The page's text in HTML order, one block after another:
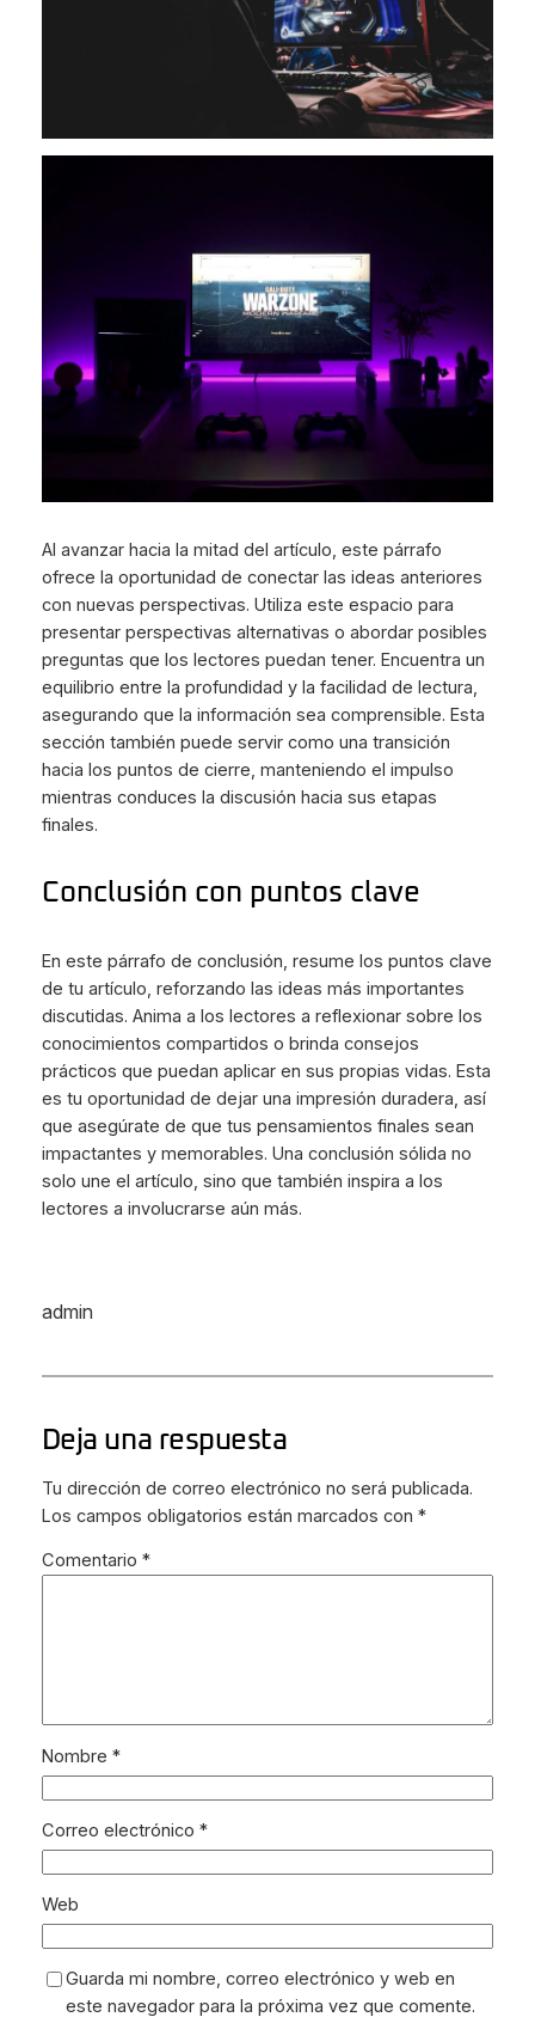
Al avanzar hacia la mitad del artículo, este párrafo
ofrece la oportunidad de conectar las ideas anteriores
con nuevas perspectivas. Utiliza este espacio para
presentar perspectivas alternativas o abordar posibles
preguntas que los lectores puedan tener. Encuentra un
equilibrio entre la profundidad y la facilidad de lectura,
asegurando que la información sea comprensible. Esta
sección también puede servir como una transición
hacia los puntos de cierre, manteniendo el impulso
mientras conduces la discusión hacia sus etapas
finales.
Conclusión con puntos clave
En este párrafo de conclusión, resume los puntos clave
de tu artículo, reforzando las ideas más importantes
discutidas. Anima a los lectores a reflexionar sobre los
conocimientos compartidos o brinda consejos
prácticos que puedan aplicar en sus propias vidas. Esta
es tu oportunidad de dejar una impresión duradera, así
que asegúrate de que tus pensamientos finales sean
impactantes y memorables. Una conclusión sólida no
solo une el artículo, sino que también inspira a los
lectores a involucrarse aún más.
admin
Deja una respuesta
Tu dirección de correo electrónico no será publicada.
Los campos obligatorios están marcados con *
Comentario *
Nombre *
Correo electrónico *
Web
Guarda mi nombre, correo electrónico y web en
este navegador para la próxima vez que comente.